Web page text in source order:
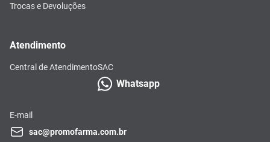
Trocas e Devoluções
Atendimento
Central de AtendimentoSAC
Whatsapp
E-mail
sac@promofarma.com.br